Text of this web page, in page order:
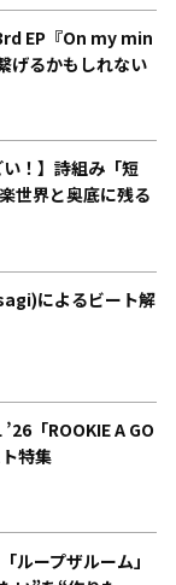
EP『On my min
げるかもしれない
い！】詩組み「短
世界と奥底に残る
によるビート解
「ROOKIE A GO
特集
ループザルーム」